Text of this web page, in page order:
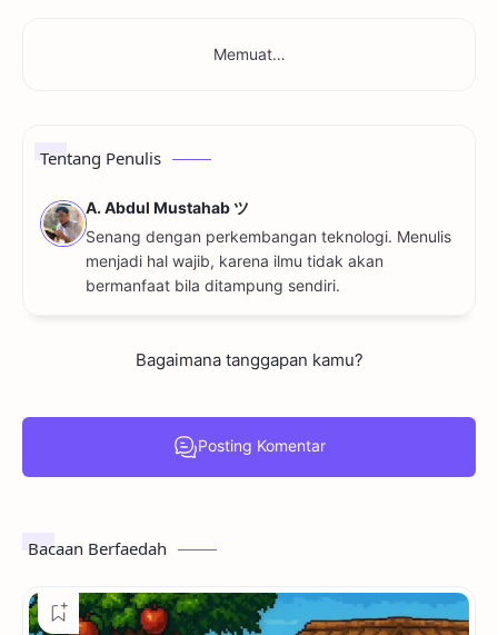
Tentang Penulis
Senang dengan perkembangan teknologi. Menulis
menjadi hal wajib, karena ilmu tidak akan
bermanfaat bila ditampung sendiri.
Posting Komentar
Bacaan Berfaedah